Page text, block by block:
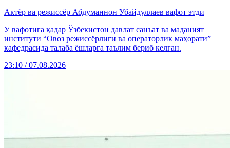
Актёр ва режиссёр Абдуманнон Убайдуллаев вафот этди
У вафотига қадар Ўзбекистон давлат санъат ва маданият
институти “Овоз режиссёрлиги ва операторлик маҳорати”
кафедрасида талаба ёшларга таълим бериб келган.
23:10 / 07.08.2026